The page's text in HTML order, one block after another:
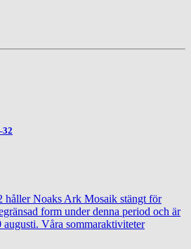
håller Noaks Ark Mosaik stängt för
form under denna period och är
Våra sommaraktiviteter